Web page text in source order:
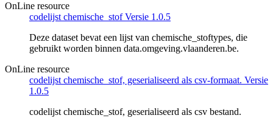
OnLine resource
codelijst chemische_stof Versie 1.0.5
Deze dataset bevat een lijst van chemische_stoftypes, die
gebruikt worden binnen data.omgeving.vlaanderen.be.
OnLine resource
codelijst chemische_stof, geserialiseerd als csv-formaat. Versie
1.0.5
codelijst chemische_stof, geserialiseerd als csv bestand.